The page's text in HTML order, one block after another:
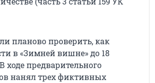
планово проверить, как
в «Зимней вишне» до 18
ходе предварительного
нанял трех фиктивных